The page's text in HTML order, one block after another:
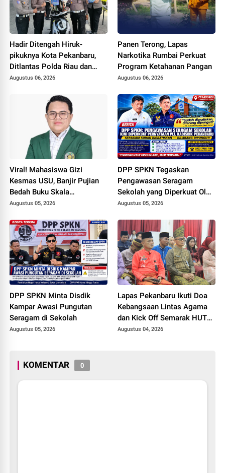
Hadir Ditengah Hiruk-
pikuknya Kota Pekanbaru,
Ditlantas Polda Riau dan
Polantas KARIB Kobarkan
Nasionalisme dan Green
Policing Jelang HUT RI Ke-
Augustus 06, 2026
Panen Terong, Lapas
Narkotika Rumbai Perkuat
Program Ketahanan Pangan
Augustus 06, 2026
Viral! Mahasiswa Gizi
Kesmas USU, Banjir Pujian
Bedah Buku Skala
International dari 70 Ribu
Dunia
Augustus 05, 2026
DPP SPKN Tegaskan
Pengawasan Seragam
Sekolah yang Diperkuat Oleh
Peryataan Plt. KADISDIK
Digratiskan
Augustus 05, 2026
DPP SPKN Minta Disdik
Kampar Awasi Pungutan
Seragam di Sekolah
Augustus 05, 2026
Lapas Pekanbaru Ikuti Doa
Kebangsaan Lintas Agama
dan Kick Off Semarak HUT
ke-81 Kemerdekaan RI
Augustus 04, 2026
KOMENTAR 0